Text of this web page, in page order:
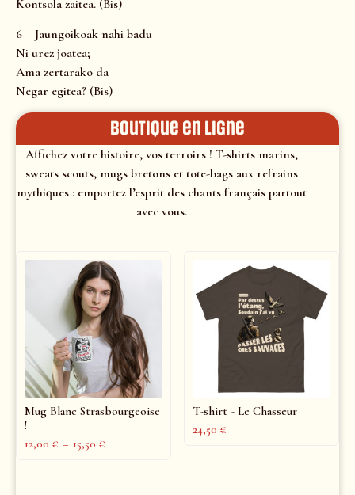
Kontsola zaitea. (Bis)
6 – Jaungoikoak nahi badu
Ni urez joatea;
Ama zertarako da
Negar egitea? (Bis)
Boutique en ligne
Affichez votre histoire, vos terroirs ! T-shirts marins,
sweats scouts, mugs bretons et tote-bags aux refrains
mythiques : emportez l’esprit des chants français partout
avec vous.
Mug Blanc Strasbourgeoise
!
12,00 € – 15,50 €
T-shirt - Le Chasseur
24,50 €